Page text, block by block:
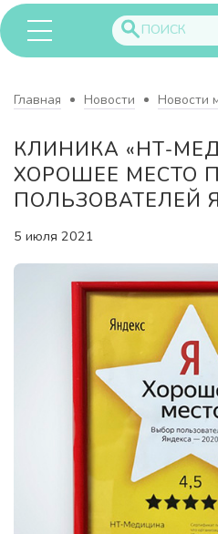
Главная Новости Новости
КЛИНИКА «НТ-
ХОРОШЕЕ МЕСТО
ПОЛЬЗОВАТЕЛЕЙ
5 июля 2021